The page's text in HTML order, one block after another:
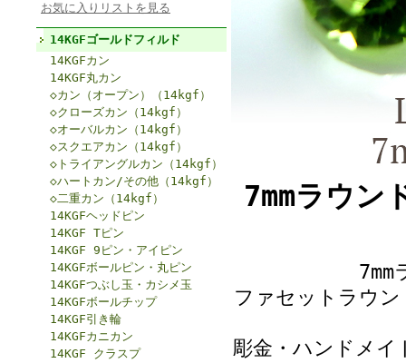
お気に入りリストを見る
14KGFゴールドフィルド
14KGFカン
14KGF丸カン
◇カン（オープン）（14kgf）
◇クローズカン（14kgf）
◇オーバルカン（14kgf）
◇スクエアカン（14kgf）
◇トライアングルカン（14kgf）
◇ハートカン/その他（14kgf）
◇二重カン（14kgf）
14KGFヘッドピン
14KGF Tピン
14KGF 9ピン・アイピン
14KGFボールピン・丸ピン
14KGFつぶし玉・カシメ玉
14KGFボールチップ
14KGF引き輪
14KGFカニカン
14KGF クラスプ
7mmラウン
ファセットラウン
彫金・ハンドメイ